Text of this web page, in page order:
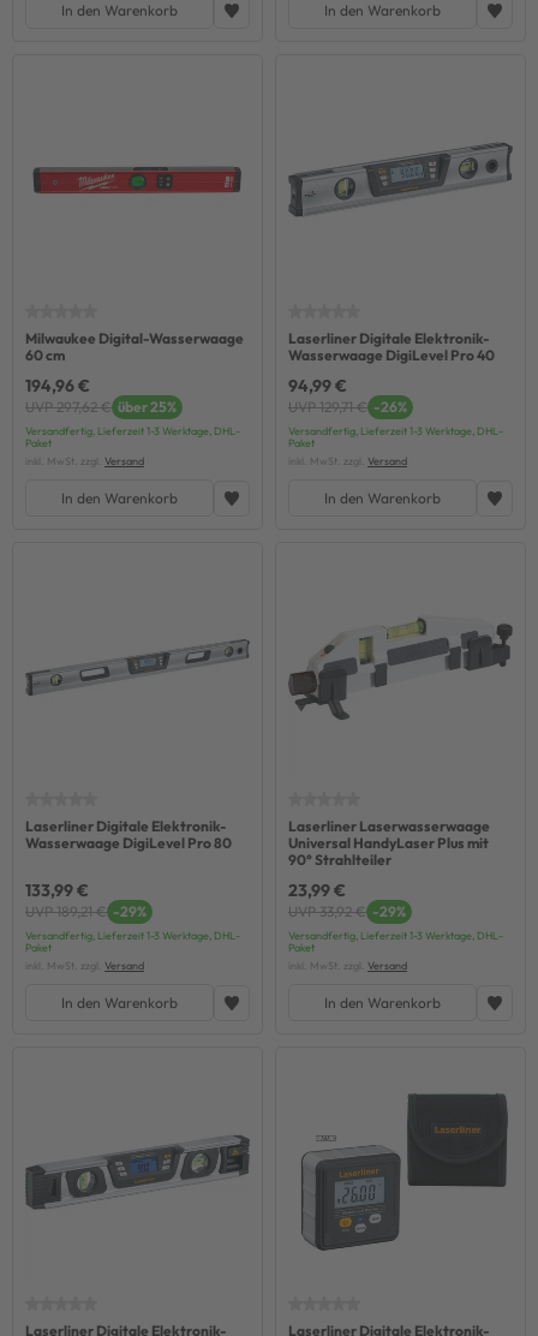
In den Warenkorb In den Warenkorb
Milwaukee Digital-Wasserwaage
60 cm
194,96 €
UVP 297,62 € über 25%
Versandfertig, Lieferzeit 1-3 Werktage, DHL-
Paket
inkl. MwSt. zzgl. Versand
In den Warenkorb
Laserliner Digitale Elektronik-
Wasserwaage DigiLevel Pro 40
94,99 €
UVP 129,71 € -26%
Versandfertig, Lieferzeit 1-3 Werktage, DHL-
Paket
inkl. MwSt. zzgl. Versand
In den Warenkorb
Laserliner Digitale Elektronik-
Wasserwaage DigiLevel Pro 80
133,99 €
UVP 189,21 € -29%
Versandfertig, Lieferzeit 1-3 Werktage, DHL-
Paket
inkl. MwSt. zzgl. Versand
In den Warenkorb
Laserliner Laserwasserwaage
Universal HandyLaser Plus mit
90° Strahlteiler
23,99 €
UVP 33,92 € -29%
Versandfertig, Lieferzeit 1-3 Werktage, DHL-
Paket
inkl. MwSt. zzgl. Versand
In den Warenkorb
Laserliner Digitale Elektronik- Laserliner Digitale Elektronik-